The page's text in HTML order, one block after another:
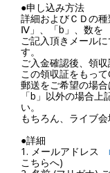
●申し込み方法
詳細およびＣＤの
Ⅳ」、「b」、数を
ご記入頂きメール
す。
ご入金確認後、領
この領収証をもっ
郵送をご希望の場合
「b」以外の場合
い。
もちろん、ライブ
●詳細
1. メールアドレス
こちらへ)